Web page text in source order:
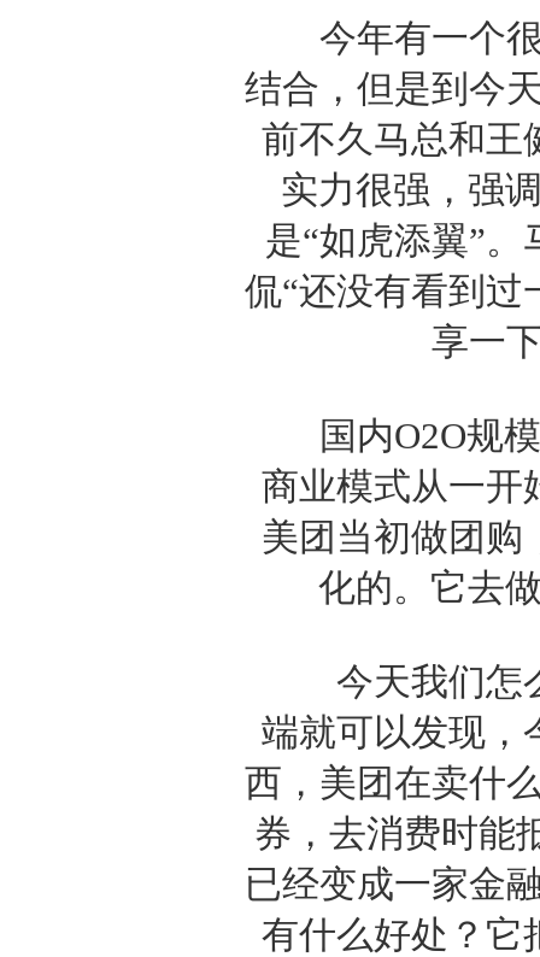
今年有一个很
结合，但是到今
前不久马总和王
实力很强，强
是“如虎添翼”
侃“还没有看到过
享一
国内O2O规模
商业模式从一开
美团当初做团购
化的。它去
今天我们怎么
端就可以发现，
西，美团在卖什
券，去消费时能
已经变成一家金
有什么好处？它